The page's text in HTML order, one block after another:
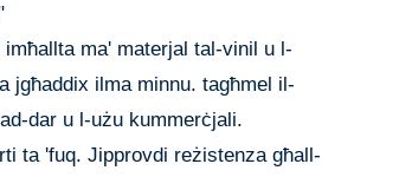
ma' materjal tal-vinil u l-
jgħaddix ilma minnu. tagħmel il-
dar u l-użu kummerċjali.
ta 'fuq. Jipprovdi reżistenza għall-